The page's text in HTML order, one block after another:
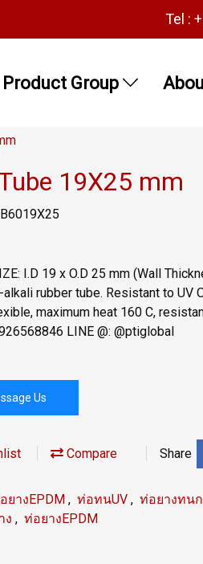
Tel :
Product Group
19X25 mm
I.D 19 x O.D 25 mm (Wall
rubber tube. Resistant to UV
maximum heat 160 C,
LINE @: @ptiglobal
Us
Compare Share
ยางEPDM , ท่อทนUV , ท่อยางทน
ง , ท่อยางEPDM